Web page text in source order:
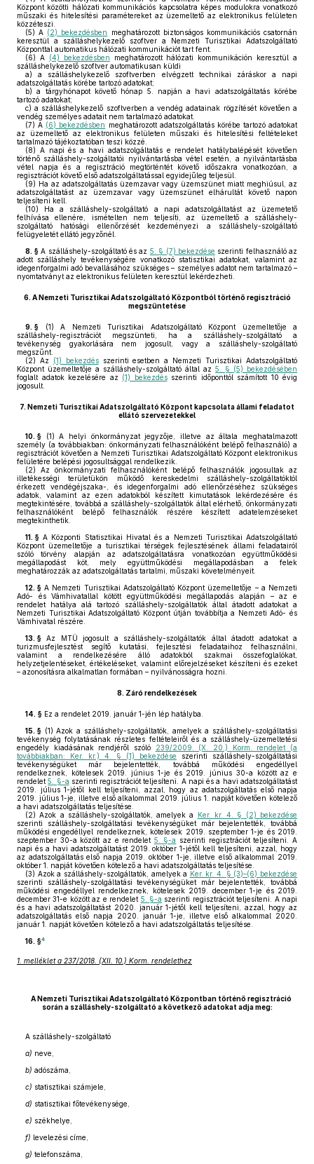
Központ közötti hálózati kommunikációs kapcsolatra képes modulokra vonatkozó
műszaki és hitelesítési paramétereket az üzemeltető az elektronikus felületen
közzéteszi.
(5) A (2) bekezdésben
meghatározott biztonságos kommunikációs csatornán
keresztül a szálláshelykezelő szoftver a Nemzeti Turisztikai Adatszolgáltató
Központtal automatikus hálózati kommunikációt tart fent.
(6) A (4) bekezdésben meghatározott hálózati kommunikáción keresztül a
szálláshelykezelő szoftver automatikusan küldi
a) a szálláshelykezelő szoftverben elvégzett technikai záráskor a napi
adatszolgáltatás körébe tartozó adatokat;
b) a tárgyhónapot követő hónap 5. napján a havi adatszolgáltatás körébe
tartozó adatokat;
c) a szálláshelykezelő szoftverben a vendég adatainak rögzítését követően a
vendég személyes adatait nem tartalmazó adatokat.
(7) A (6) bekezdésben meghatározott adatszolgáltatás körébe tartozó adatokat
az üzemeltető az elektronikus felületen műszaki és hitelesítési feltételeket
tartalmazó tájékoztatóban teszi közzé.
(8) A napi és a havi adatszolgáltatás e rendelet hatálybalépését követően
történő szálláshely-szolgáltatói nyilvántartásba vétel esetén, a nyilvántartásba
vétel napja és a regisztráció megtörténtét követő időszakra vonatkozóan, a
regisztrációt követő első adatszolgáltatással egyidejűleg teljesül.
(9) Ha az adatszolgáltatás üzemzavar vagy üzemszünet miatt meghiúsul, az
adatszolgáltatást az üzemzavar vagy üzemszünet elhárultát követő napon
teljesíteni kell.
(10) Ha a szálláshely-szolgáltató a napi adatszolgáltatást az üzemetető
felhívása ellenére, ismételten nem teljesíti, az üzemeltető a szálláshely-
szolgáltató hatósági ellenőrzését kezdeményezi a szálláshely-szolgáltató
felügyeletét ellátó jegyzőnél.
8. § A szálláshely-szolgáltató és az 5. § (7) bekezdése szerinti felhasználó az
adott szálláshely tevékenységére vonatkozó statisztikai adatokat, valamint az
idegenforgalmi adó bevallásához szükséges – személyes adatot nem tartalmazó –
nyomtatványt az elektronikus felületen keresztül lekérdezheti.
6. A Nemzeti Turisztikai Adatszolgáltató Központból történő regisztráció
megszüntetése
9. § (1) A Nemzeti Turisztikai Adatszolgáltató Központ üzemeltetője a
szálláshely-regisztrációt megszünteti, ha a szálláshely-szolgáltató a
tevékenység gyakorlására nem jogosult, vagy a szálláshely-szolgáltató
megszűnt.
(2) Az (1) bekezdésszerinti esetben a Nemzeti Turisztikai Adatszolgáltató
Központ üzemeltetője a szálláshely-szolgáltató által az 5. § (5) bekezdésében
foglalt adatok kezelésére az (1) bekezdésszerinti időponttól számított 10 évig
jogosult.
7. Nemzeti Turisztikai Adatszolgáltató Központ kapcsolata állami feladatot
ellátó szervezetekkel
10. § (1) A helyi önkormányzat jegyzője, illetve az általa meghatalmazott
személy (a továbbiakban: önkormányzati felhasználóként belépő felhasználó) a
regisztrációt követően a Nemzeti Turisztikai Adatszolgáltató Központ elektronikus
felületére belépési jogosultsággal rendelkezik.
(2) Az önkormányzati felhasználóként belépő felhasználók jogosultak az
illetékességi területükön működő kereskedelmi szálláshely-szolgáltatóktól
érkezett vendégéjszaka-, és idegenforgalmi adó ellenőrzéséhez szükséges
adatok, valamint az ezen adatokból készített kimutatások lekérdezésére és
megtekintésére, továbbá a szálláshely-szolgáltatók által elérhető, önkormányzati
felhasználóként belépő felhasználók részére készített adatelemzéseket
megtekinthetik.
11. § A Központi Statisztikai Hivatal és a Nemzeti Turisztikai Adatszolgáltató
Központ üzemeltetője a turisztikai térségek fejlesztésének állami feladatairól
szóló törvény alapján az adatszolgáltatásra vonatkozóan együttműködési
megállapodást köt, mely együttműködési megállapodásban a felek
meghatározzák az adatszolgáltatás tartalmi, műszaki követelményeit.
12. § A Nemzeti Turisztikai Adatszolgáltató Központ üzemeltetője – a Nemzeti
Adó- és Vámhivatallal kötött együttműködési megállapodás alapján – az e
rendelet hatálya alá tartozó szálláshely-szolgáltatók által átadott adatokat a
Nemzeti Turisztikai Adatszolgáltató Központ útján továbbítja a Nemzeti Adó- és
Vámhivatal részére.
13. § Az MTÜ jogosult a szálláshely-szolgáltatók által átadott adatokat a
turizmusfejlesztést segítő kutatási, fejlesztési feladataihoz felhasználni,
valamint a rendelkezésére álló adatokból szakmai összefoglalókat,
helyzetjelentéseket, értékeléseket, valamint előrejelzéseket készíteni és ezeket
– azonosításra alkalmatlan formában – nyilvánosságra hozni.
8. Záró rendelkezések
14. § Ez a rendelet 2019. január 1-jén lép hatályba.
15. § (1) Azok a szálláshely-szolgáltatók, amelyek a szálláshely-szolgáltatási
tevékenység folytatásának részletes feltételeiről és a szálláshely-üzemeltetési
engedély kiadásának rendjéről szóló
239/2009. (X. 20.) Korm. rendelet (a
továbbiakban: Ker. kr.) 4. § (1) bekezdése szerinti szálláshely-szolgáltatási
tevékenységüket már bejelentették, továbbá működési engedéllyel
rendelkeznek, kötelesek 2019. június 1-je és 2019. június 30-a között az e
rendelet5. §-a szerinti regisztrációt teljesíteni. A napi és a havi adatszolgáltatást
2019. július 1-jétől kell teljesíteni, azzal, hogy az adatszolgáltatás első napja
2019. július 1-je, illetve első alkalommal 2019. július 1. napját követően kötelező
a havi adatszolgáltatás teljesítése.
(2) Azok a szálláshely-szolgáltatók, amelyek a
Ker. kr. 4. § (2) bekezdése
szerinti szálláshely-szolgáltatási tevékenységüket már bejelentették, továbbá
működési engedéllyel rendelkeznek, kötelesek 2019. szeptember 1-je és 2019.
szeptember 30-a között az e rendelet 5. §-a szerinti regisztrációt teljesíteni. A
napi és a havi adatszolgáltatást 2019. október 1-jétől kell teljesíteni, azzal, hogy
az adatszolgáltatás első napja 2019. október 1-je, illetve első alkalommal 2019.
október 1. napját követően kötelező a havi adatszolgáltatás teljesítése.
(3) Azok a szálláshely-szolgáltatók, amelyek a Ker. kr. 4. § (3)–(6) bekezdése
szerinti szálláshely-szolgáltatási tevékenységüket már bejelentették, továbbá
működési engedéllyel rendelkeznek, kötelesek 2019. december 1-je és 2019.
december 31-e között az e rendelet 5. §-a szerinti regisztrációt teljesíteni. A napi
és a havi adatszolgáltatást 2020. január 1-jétől kell teljesíteni, azzal, hogy az
adatszolgáltatás első napja 2020. január 1-je, illetve első alkalommal 2020.
január 1. napját követően kötelező a havi adatszolgáltatás teljesítése.
16. §4
1. melléklet a 237/2018. (XII. 10.) Korm. rendelethez
A Nemzeti Turisztikai Adatszolgáltató Központban történő regisztráció
során a szálláshely-szolgáltató a következő adatokat adja meg:
A szálláshely-szolgáltató
a) neve,
b) adószáma,
c) statisztikai számjele,
d) statisztikai főtevékenysége,
e) székhelye,
f) levelezési címe,
g) telefonszáma,